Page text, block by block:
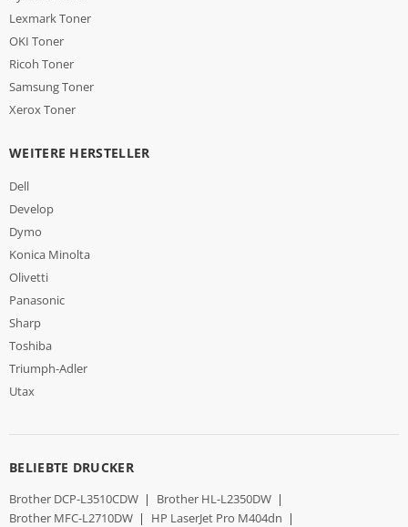
Lexmark Toner
OKI Toner
Ricoh Toner
Samsung Toner
Xerox Toner
WEITERE HERSTELLER
Dell
Develop
Dymo
Konica Minolta
Olivetti
Panasonic
Sharp
Toshiba
Triumph-Adler
Utax
BELIEBTE DRUCKER
Brother DCP-L3510CDW | Brother HL-L2350DW |
Brother MFC-L2710DW | HP LaserJet Pro M404dn |